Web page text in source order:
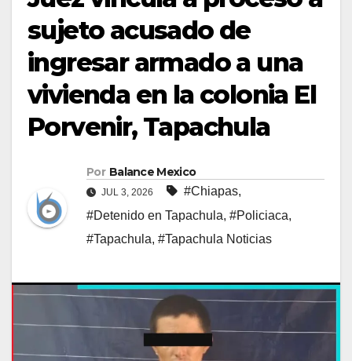
sujeto acusado de
ingresar armado a una
vivienda en la colonia El
Porvenir, Tapachula
Por Balance Mexico
JUL 3, 2026 #Chiapas,
#Detenido en Tapachula, #Policiaca,
#Tapachula, #Tapachula Noticias